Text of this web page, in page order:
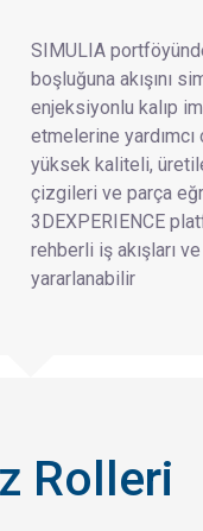
SIMULIA
boşluğuna akışını
enjeksiyonlu kalıp
etmelerine yardımcı
yüksek kaliteli,
çizgileri ve parça
3DEXPERIENCE
rehberli iş akışları
yararlanabilir
Rolleri